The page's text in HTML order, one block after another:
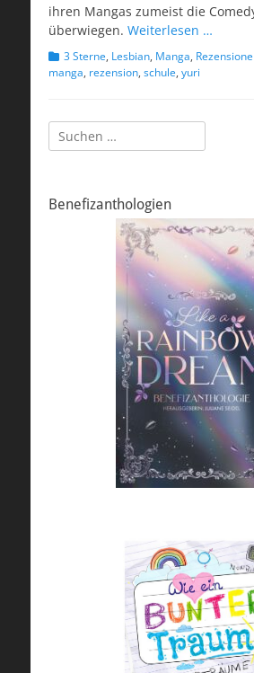
ihren Mangas zumeist die
überwiegen. Weiterlesen …
Kategorien
3 Sterne, Lesbian, Manga,
manga, rezension, schule, yuri
Suchen
nach:
Benefizanthologien